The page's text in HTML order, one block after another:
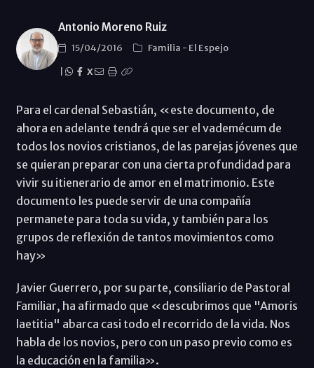
Antonio Moreno Ruiz
15/04/2016 Familia - El Espejo
X
Para el cardenal Sebastián, «este documento, de
ahora en adelante tendrá que ser el vademécum de
todos los novios cristianos, de las parejas jóvenes que
se quieran preparar con una cierta profundidad para
vivir su itienerario de amor en el matrimonio. Este
documento les puede servir de una compañía
permanete para toda su vida, y también para los
grupos de reflexión de tantos movimientos como
hay»
Javier Guerrero, por su parte, consiliario de Pastoral
Familiar, ha afirmado que «descubrimos que "Amoris
laetitia" abarca casi todo el recorrido de la vida. Nos
habla de los novios, pero con un paso previo como es
la educación en la familia».